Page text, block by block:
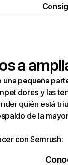
a
una pequeña
y las
quién está
de la
con Semrush: